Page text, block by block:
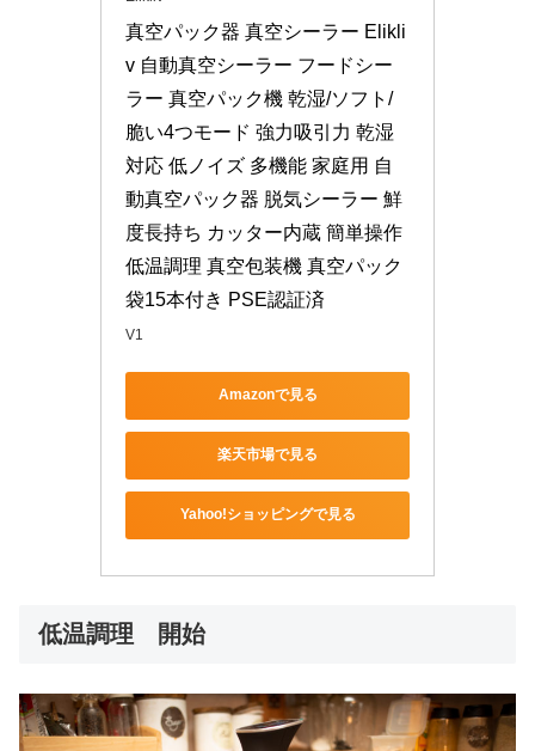
真空パック器 真空シーラー Elikli
v 自動真空シーラー フードシー
ラー 真空パック機 乾湿/ソフト/
脆い4つモード 強力吸引力 乾湿
対応 低ノイズ 多機能 家庭用 自
動真空パック器 脱気シーラー 鮮
度長持ち カッター内蔵 簡単操作
低温調理 真空包装機 真空パック
袋15本付き PSE認証済
V1
Amazonで見る
楽天市場で見る
Yahoo!ショッピングで見る
低温調理 開始